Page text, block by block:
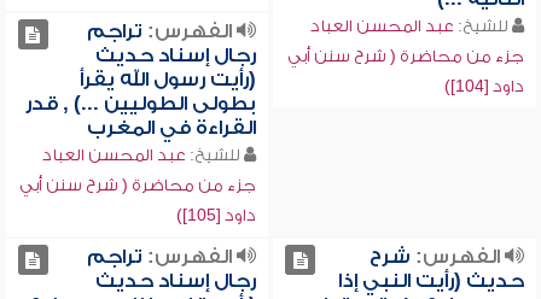
للشيخ: عبد المحسن العباد
جزء من محاضرة ( شرح سنن أبي
داود [104])
الفهرس: تراجم
رجال إسناد حديث
(رأيت رسول الله يقرأ
بطولى الطوليين ...) , قدر
القراءة في المغرب
للشيخ: عبد المحسن العباد
جزء من محاضرة ( شرح سنن أبي
داود [105])
الفهرس: شرح
حديث (رأيت النبي إذا
الفهرس: تراجم
رجال إسناد حديث